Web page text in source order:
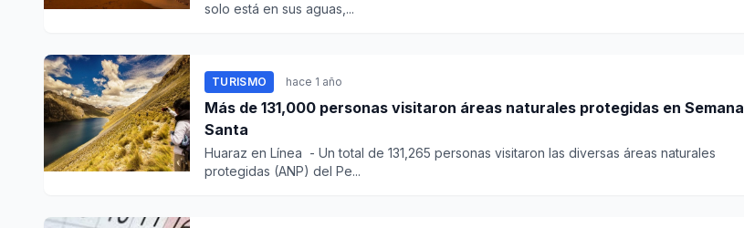
solo está en sus aguas,...
TURISMO hace 1 año
Más de 131,000 personas visitaron áreas naturales protegidas en Semana
Santa
Huaraz en Línea - Un total de 131,265 personas visitaron las diversas áreas naturales
protegidas (ANP) del Pe...